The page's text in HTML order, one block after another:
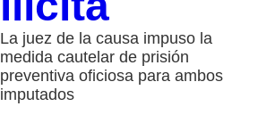
La juez de la causa impuso la
medida cautelar de prisión
preventiva oficiosa para ambos
imputados